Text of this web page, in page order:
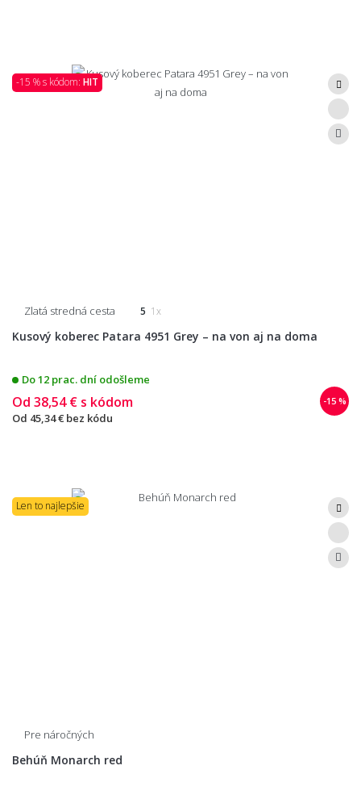
-15 % s kódom: HIT
Zlatá stredná cesta 5 1x
Kusový koberec Patara 4951 Grey – na von aj na doma
Do 12 prac. dní odošleme
-15 %
Od 38,54 € s kódom
Od 45,34 € bez kódu
Len to najlepšie
Pre náročných
Behúň Monarch red